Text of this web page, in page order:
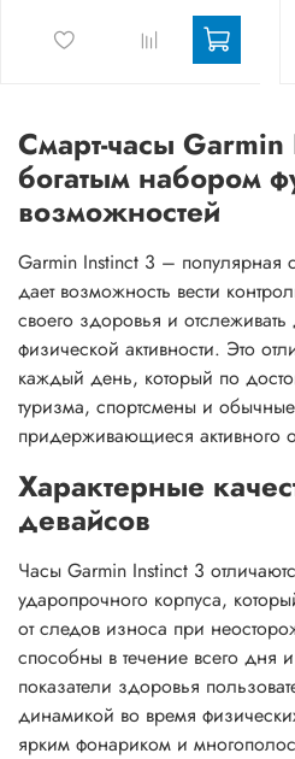
Смарт-часы
богатым набором
возможностей
Garmin Instinct 3 – популярная
дает возможность вести
своего здоровья и
физической активности. Это
каждый день, который по
туризма, спортсмены и
придерживающиеся активного
Характерные
девайсов
Часы Garmin Instinct 3
ударопрочного корпуса,
от следов износа при
способны в течение всего дня
показатели здоровья
динамикой во время
ярким фонариком и